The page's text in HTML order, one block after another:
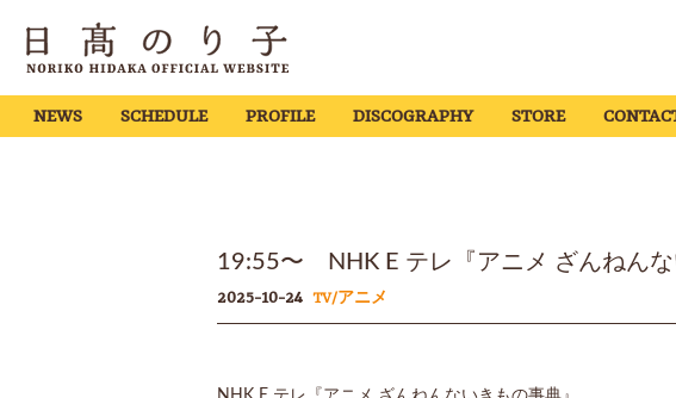
NEWS SCHEDULE PROFILE DISCOGRAPHY STORE
19:55〜 NHK E テレ『アニメ ざんねんな
2025-10-24 TV/アニメ